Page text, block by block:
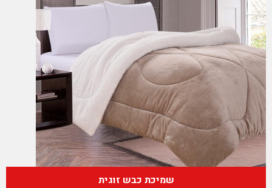
שמיכת כבש זוגית